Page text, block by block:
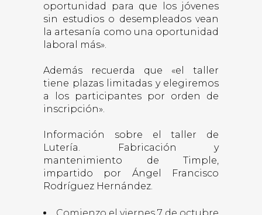
oportunidad para que los jóvenes
sin estudios o desempleados vean
la artesanía como una oportunidad
laboral más».
Además recuerda que «el taller
tiene plazas limitadas y elegiremos
a los participantes por orden de
inscripción».
Información sobre el taller de
Lutería. Fabricación y
mantenimiento de Timple,
impartido por Ángel Francisco
Rodríguez Hernández.